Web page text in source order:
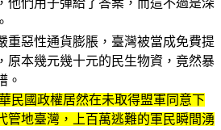
重惡性通貨膨脹，臺灣被當成免費提
原本幾元幾十元的民生物資，竟然暴
。
民國政權居然在未取得盟軍同意下
管地臺灣，上百萬逃難的軍民瞬間湧